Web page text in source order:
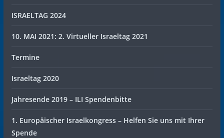
ISRAELTAG 2024
10. MAI 2021: 2. Virtueller Israeltag 2021
Termine
Israeltag 2020
Jahresende 2019 – ILI Spendenbitte
1. Europäischer Israelkongress – Helfen Sie uns mit Ihrer
Spende